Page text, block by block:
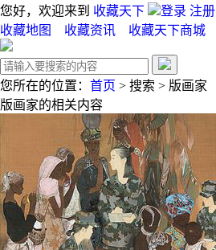
您好，欢迎来到 收藏天下 登录 注册
收藏地图
收藏资讯 收藏天下商城
您所在的位置： 首页 > 搜索 > 版画家
版画家的相关内容